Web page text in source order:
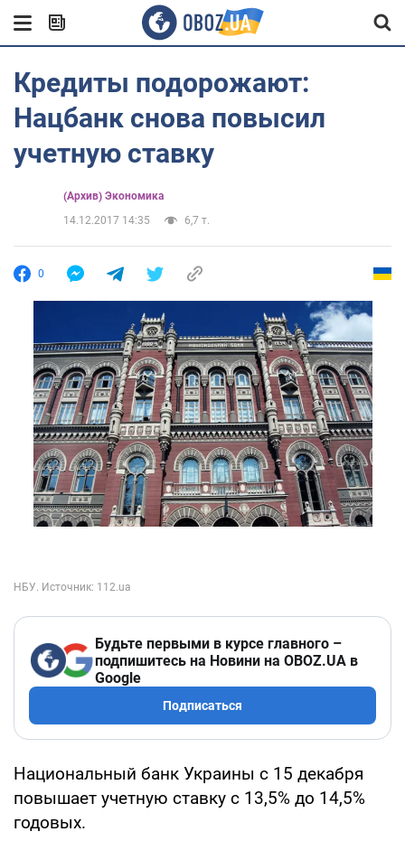
Кредиты подорожают:
Нацбанк снова повысил
учетную ставку
(Архив) Экономика
14.12.2017 14:35
6,7 т.
0
Будьте первыми в курсе главного –
подпишитесь на Новини на OBOZ.UA в
Google
Подписаться
Национальный банк Украины с 15 декабря
повышает учетную ставку с 13,5% до 14,5%
годовых.